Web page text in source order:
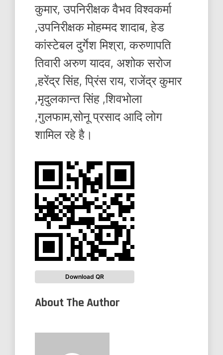
कुमार, उपनिरीक्षक वैभव विश्वकर्मा
,उपनिरीक्षक मोहम्मद शादाब, हेड
कांस्टेबल दुर्गेश मिश्रा, करुणापति
तिवारी अरुण यादव, अशोक सरोज
,हरेंद्र सिंह, प्रिंस राय, राजेंद्र कुमार
,मृदुलकान्त सिंह ,शिवभोला
,गुलफाम,सोनू प्रसाद आदि लोग
शामिल रहे है।
Download QR
About The Author